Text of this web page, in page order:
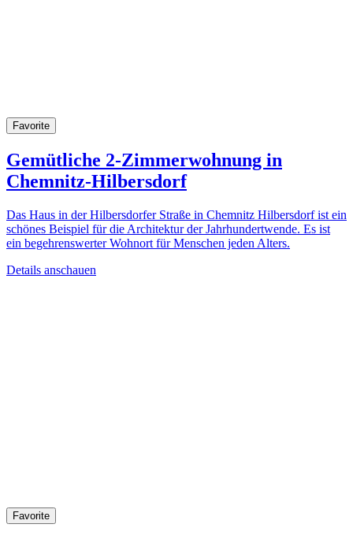
Favorite
Gemütliche 2-Zimmerwohnung in
Chemnitz-Hilbersdorf
Das Haus in der Hilbersdorfer Straße in Chemnitz Hilbersdorf ist ein
schönes Beispiel für die Architektur der Jahrhundertwende. Es ist
ein begehrenswerter Wohnort für Menschen jeden Alters.
Details anschauen
Favorite